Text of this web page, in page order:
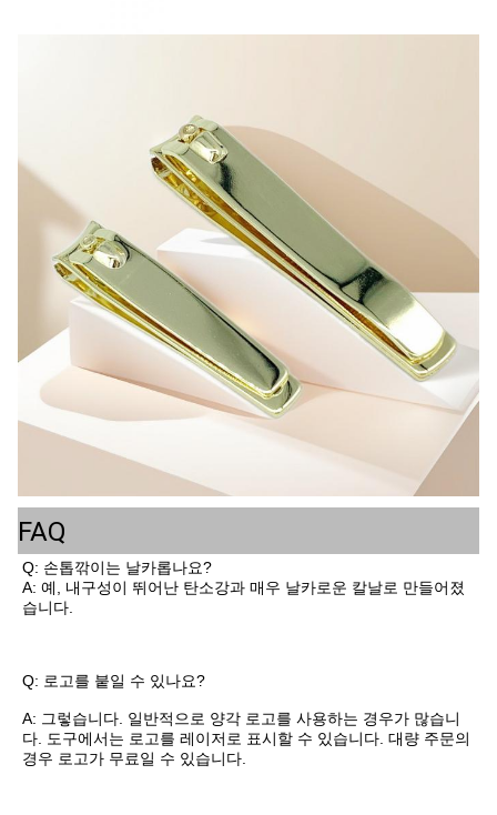
FAQ
Q: 손톱깎이는 날카롭나요?
A: 예, 내구성이 뛰어난 탄소강과 매우 날카로운 칼날로 만들어졌
습니다.
Q: 로고를 붙일 수 있나요?
A: 그렇습니다. 일반적으로 양각 로고를 사용하는 경우가 많습니
다. 도구에서는 로고를 레이저로 표시할 수 있습니다. 대량 주문의
경우 로고가 무료일 수 있습니다.